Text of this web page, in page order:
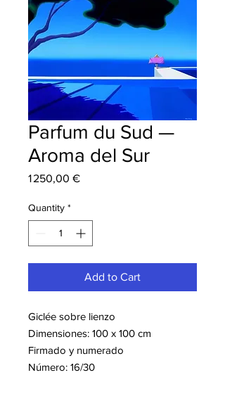
Parfum du Sud —
Aroma del Sur
1 250,00 €Price
Quantity *
Add to Cart
Giclée sobre lienzo
Dimensiones: 100 x 100 cm
Firmado y numerado
Número: 16/30